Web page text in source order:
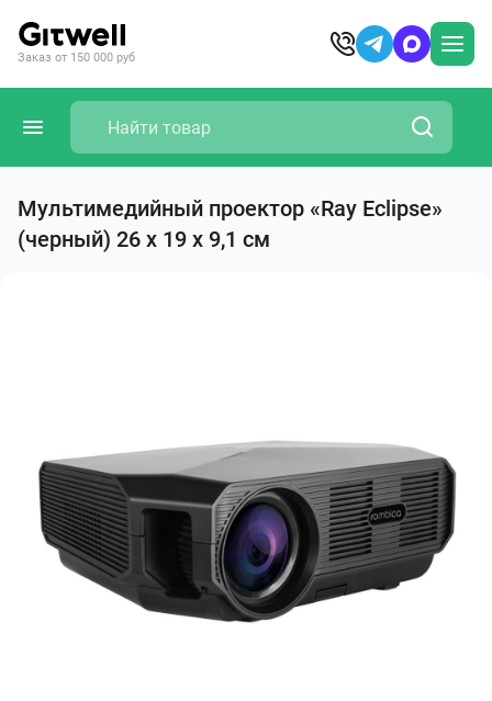
Заказ от 150 000 руб
Мультимедийный проектор «Ray Eclipse»
(черный) 26 х 19 х 9,1 см